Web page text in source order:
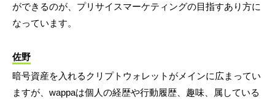
ができるのが、プリサイスマーケティングの目指すあり方に
なっています。
佐野
暗号資産を入れるクリプトウォレットがメインに広まってい
ますが、wappaは個人の経歴や行動履歴、趣味、属している